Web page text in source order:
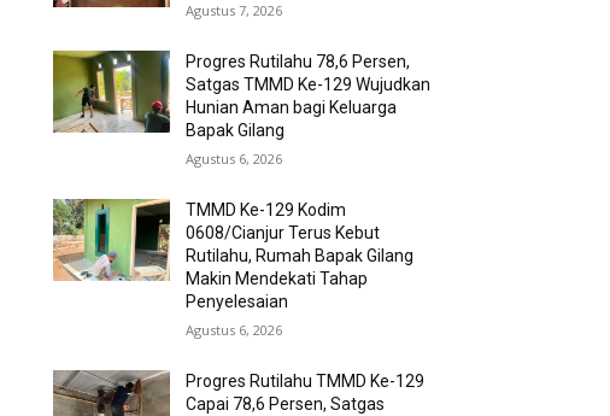
Agustus 7, 2026
Progres Rutilahu 78,6 Persen,
Satgas TMMD Ke-129 Wujudkan
Hunian Aman bagi Keluarga
Bapak Gilang
Agustus 6, 2026
TMMD Ke-129 Kodim
0608/Cianjur Terus Kebut
Rutilahu, Rumah Bapak Gilang
Makin Mendekati Tahap
Penyelesaian
Agustus 6, 2026
Progres Rutilahu TMMD Ke-129
Capai 78,6 Persen, Satgas